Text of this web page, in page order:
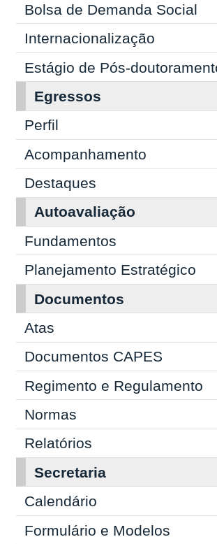
Bolsa de Demanda Social
Internacionalização
Estágio de Pós-
Egressos
Perfil
Acompanhamento
Destaques
Autoavaliação
Fundamentos
Planejamento Estratégico
Documentos
Atas
Documentos CAPES
Regimento e Regulamento
Normas
Relatórios
Secretaria
Calendário
Formulário e Modelos